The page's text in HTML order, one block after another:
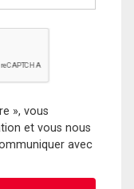
», vous
et vous nous
avec